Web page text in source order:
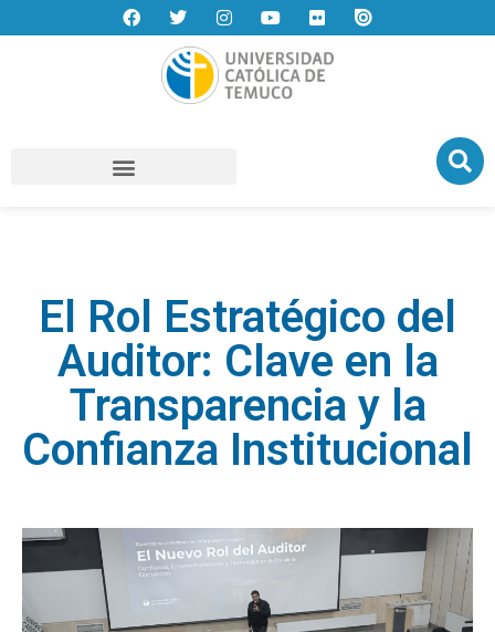
El Rol Estratégico del
Auditor: Clave en la
Transparencia y la
Confianza Institucional